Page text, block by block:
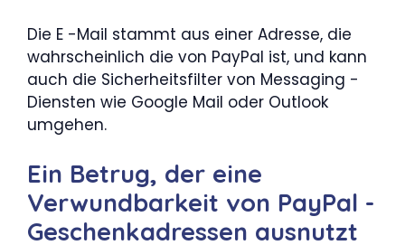
Die E -Mail stammt aus einer Adresse, die
wahrscheinlich die von PayPal ist, und kann
auch die Sicherheitsfilter von Messaging -
Diensten wie Google Mail oder Outlook
umgehen.
Ein Betrug, der eine
Verwundbarkeit von PayPal -
Geschenkadressen ausnutzt